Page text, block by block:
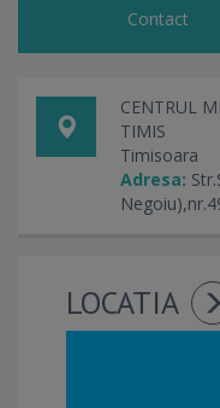
Contact
CENTRUL
TIMIS
Timisoara
Adresa:
LOCATIA